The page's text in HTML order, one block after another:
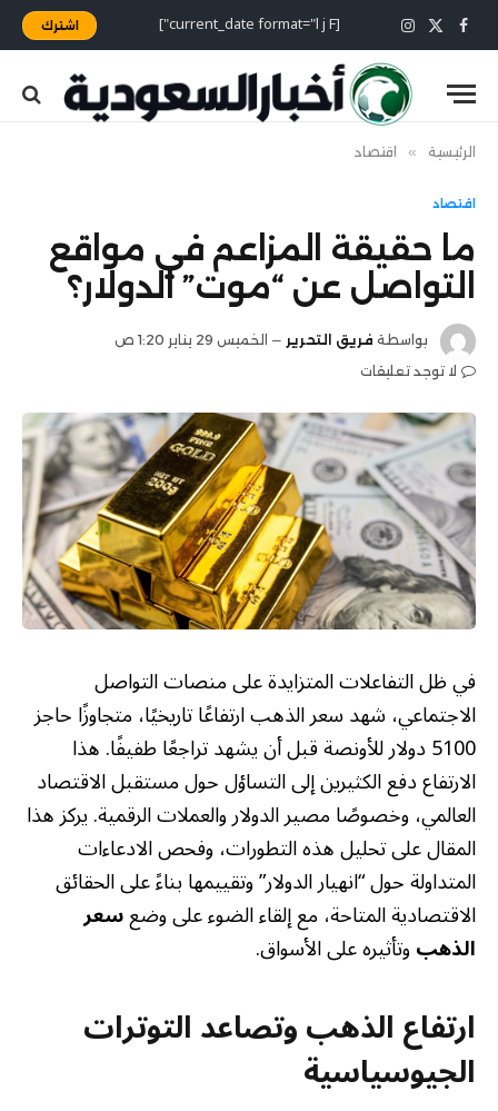
فيسبوك
X
(Twitter)
الانستغرام [current_date format="l j F"] اشترك
الرئيسية » اقتصاد
اقتصاد
ما حقيقة المزاعم في مواقع
التواصل عن “موت” الدولار؟
بواسطة فريق التحرير
الخميس 29 يناير 1:20 ص
لا توجد تعليقات
في ظل التفاعلات المتزايدة على منصات التواصل
الاجتماعي، شهد سعر الذهب ارتفاعًا تاريخيًا، متجاوزًا حاجز
5100 دولار للأونصة قبل أن يشهد تراجعًا طفيفًا. هذا
الارتفاع دفع الكثيرين إلى التساؤل حول مستقبل الاقتصاد
العالمي، وخصوصًا مصير الدولار والعملات الرقمية. يركز هذا
المقال على تحليل هذه التطورات، وفحص الادعاءات
المتداولة حول “انهيار الدولار” وتقييمها بناءً على الحقائق
الاقتصادية المتاحة، مع إلقاء الضوء على وضعسعر
الذهبوتأثيره على الأسواق.
ارتفاع الذهب وتصاعد التوترات
الجيوسياسية